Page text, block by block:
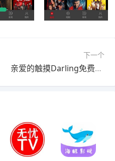
下一个
亲爱的触摸Darling免费游戏安装